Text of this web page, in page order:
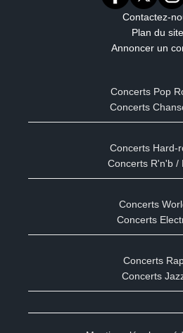
Contactez-
Plan du site
Annoncer un
Concerts Pop
Concerts
Concerts Hard-
Concerts R'n'b /
Concerts
Concerts
Concerts
Concerts